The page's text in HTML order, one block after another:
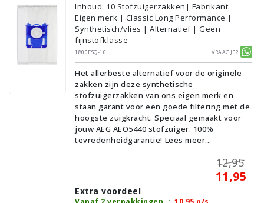
Inhoud: 10 Stofzuigerzakken | Fabrikant:
Eigen merk | Classic Long Performance |
Synthetisch/vlies | Alternatief | Geen
fijnstofklasse
1800ESQ-10
Vraagje?
Het allerbeste alternatief voor de originele
zakken zijn deze synthetische
stofzuigerzakken van ons eigen merk en
staan garant voor een goede filtering met de
hoogste zuigkracht. Speciaal gemaakt voor
jouw AEG AEO5440 stofzuiger. 100%
tevredenheidgarantie! Lees meer...
12,95
11,95
Extra voordeel